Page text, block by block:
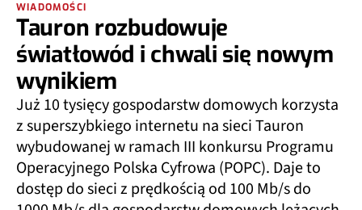
WIADOMOŚCI
Tauron rozbudowuje
światłowód i chwali się nowym
wynikiem
Już 10 tysięcy gospodarstw domowych korzysta
z superszybkiego internetu na sieci Tauron
wybudowanej w ramach III konkursu Programu
Operacyjnego Polska Cyfrowa (POPC). Daje to
dostęp do sieci z prędkością od 100 Mb/s do